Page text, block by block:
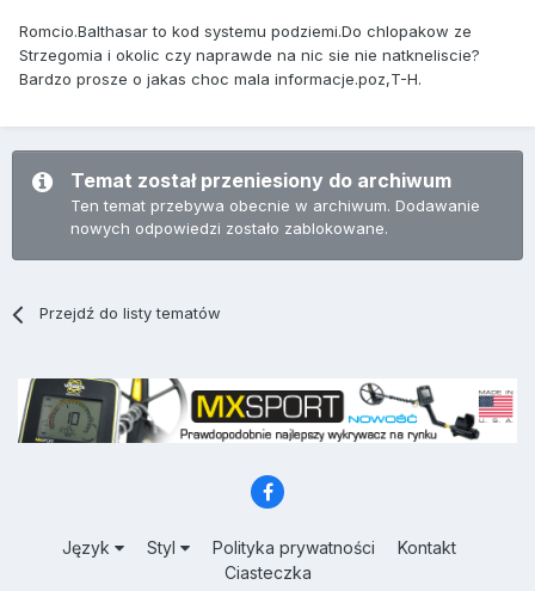
Romcio.Balthasar to kod systemu podziemi.Do chlopakow ze
Strzegomia i okolic czy naprawde na nic sie nie natkneliscie?
Bardzo prosze o jakas choc mala informacje.poz,T-H.
Temat został przeniesiony do archiwum
Ten temat przebywa obecnie w archiwum. Dodawanie
nowych odpowiedzi zostało zablokowane.
Przejdź do listy tematów
Język Styl Polityka prywatności
Kontakt
Ciasteczka